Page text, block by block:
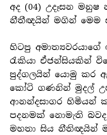
අද (04) උදෑසන මනුෂ
නීතීඥයින් මගින් මෙම
හිටපු
රැකියා ඒජන්සියකින්
පුද්ගලයින් යොමු කර
කෝටි ගණනින් මුදල්
ආනන්දසාගර හිමියන්
පදනමක් නොමැති
මහතා සිය නීතිඥයින්